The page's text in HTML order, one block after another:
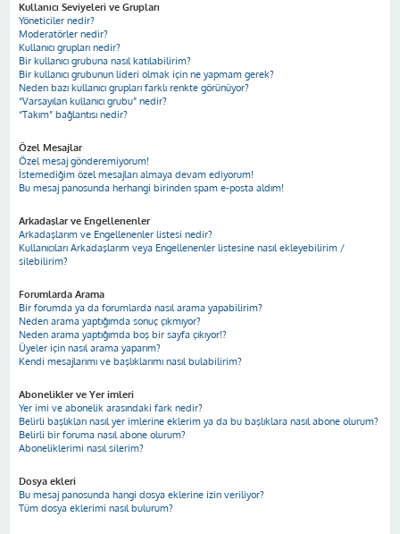
Kullanıcı Seviyeleri ve Grupları
Yöneticiler nedir?
Moderatörler nedir?
Kullanıcı grupları nedir?
Bir kullanıcı grubuna nasıl katılabilirim?
Bir kullanıcı grubunun lideri olmak için ne yapmam gerek?
Neden bazı kullanıcı grupları farklı renkte görünüyor?
“Varsayılan kullanıcı grubu” nedir?
“Takım” bağlantısı nedir?
Özel Mesajlar
Özel mesaj gönderemiyorum!
İstemediğim özel mesajları almaya devam ediyorum!
Bu mesaj panosunda herhangi birinden spam e-posta aldım!
Arkadaşlar ve Engellenenler
Arkadaşlarım ve Engellenenler listesi nedir?
Kullanıcıları Arkadaşlarım veya Engellenenler listesine nasıl ekleyebilirim /
silebilirim?
Forumlarda Arama
Bir forumda ya da forumlarda nasıl arama yapabilirim?
Neden arama yaptığımda sonuç çıkmıyor?
Neden arama yaptığımda boş bir sayfa çıkıyor!?
Üyeler için nasıl arama yaparım?
Kendi mesajlarımı ve başlıklarımı nasıl bulabilirim?
Abonelikler ve Yer imleri
Yer imi ve abonelik arasındaki fark nedir?
Belirli başlıkları nasıl yer imlerine eklerim ya da bu başlıklara nasıl abone olurum?
Belirli bir foruma nasıl abone olurum?
Aboneliklerimi nasıl silerim?
Dosya ekleri
Bu mesaj panosunda hangi dosya eklerine izin veriliyor?
Tüm dosya eklerimi nasıl bulurum?